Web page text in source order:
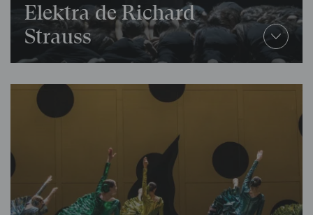
Elektra de Richard
Strauss